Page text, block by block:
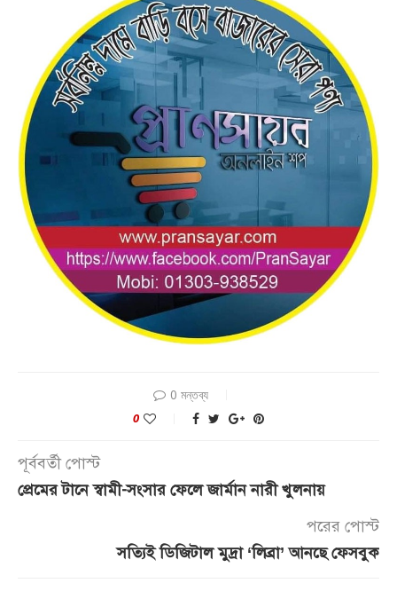
0 মন্তব্য
0
পূর্ববর্তী পোস্ট
প্রেমের টানে স্বামী-সংসার ফেলে জার্মান নারী খুলনায়
পরের পোস্ট
সত্যিই ডিজিটাল মুদ্রা ‘লিব্রা’ আনছে ফেসবুক